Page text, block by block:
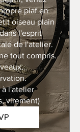
piaf en
oiseau plain
l'esprit
de l'atelier.
tout compris.
à l'atelier
virement)